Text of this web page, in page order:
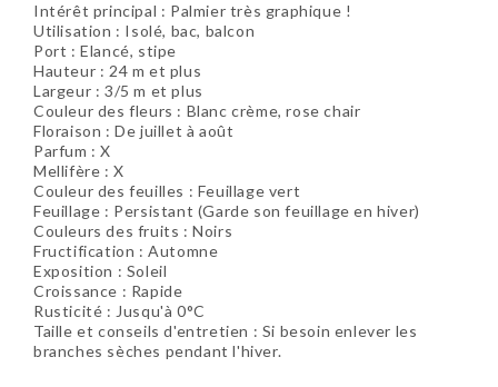
Intérêt principal : Palmier très graphique !
Utilisation : Isolé, bac, balcon
Port : Elancé, stipe
Hauteur : 24 m et plus
Largeur : 3/5 m et plus
Couleur des fleurs : Blanc crème, rose chair
Floraison : De juillet à août
Parfum : X
Mellifère : X
Couleur des feuilles : Feuillage vert
Feuillage : Persistant (Garde son feuillage en hiver)
Couleurs des fruits : Noirs
Fructification : Automne
Exposition : Soleil
Croissance : Rapide
Rusticité : Jusqu'à 0°C
Taille et conseils d'entretien : Si besoin enlever les
branches sèches pendant l'hiver.